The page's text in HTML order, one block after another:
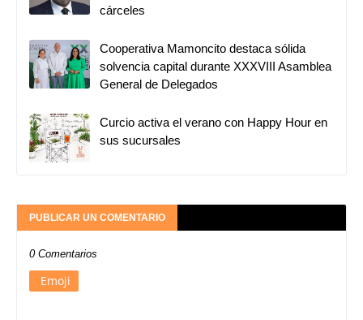
cárceles
Cooperativa Mamoncito destaca sólida
solvencia capital durante XXXVIII Asamblea
General de Delegados
Curcio activa el verano con Happy Hour en
sus sucursales
PUBLICAR UN COMENTARIO
0 Comentarios
Emoji